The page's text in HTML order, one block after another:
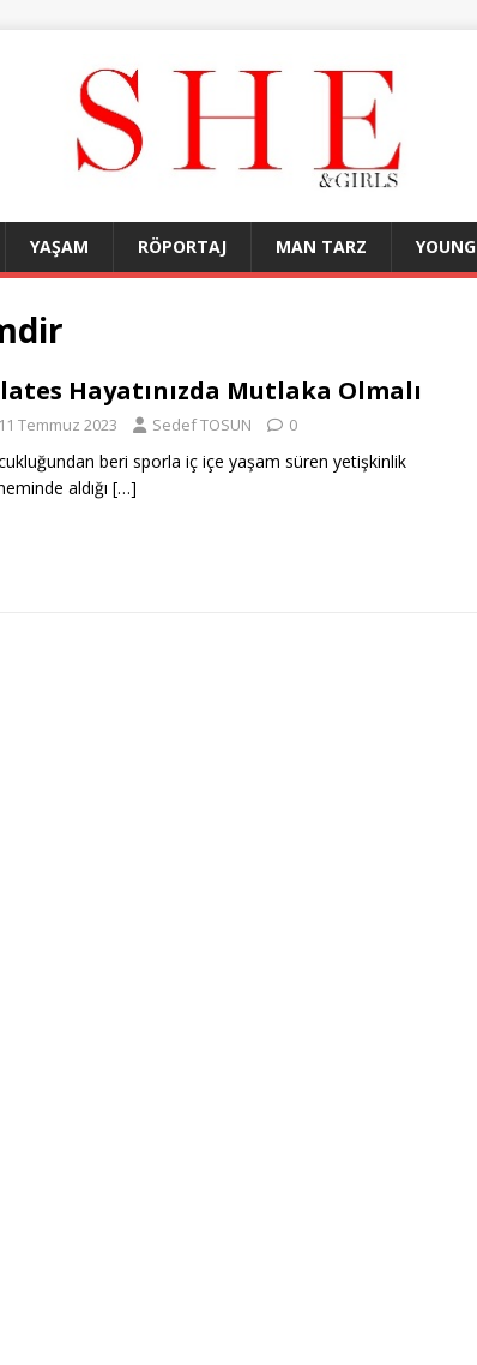
YAŞAM RÖPORTAJ MAN TARZ YOUNG
Hayatınızda Mutlaka Olmalı
11 Temmuz 2023 Sedef TOSUN 0
beri sporla iç içe yaşam süren yetişkinlik
aldığı […]